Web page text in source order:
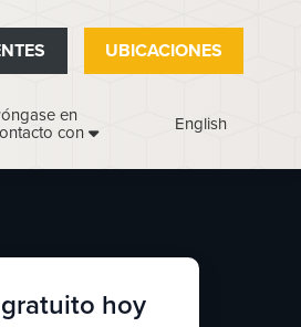
UBICACIONES
en
con
English
hoy